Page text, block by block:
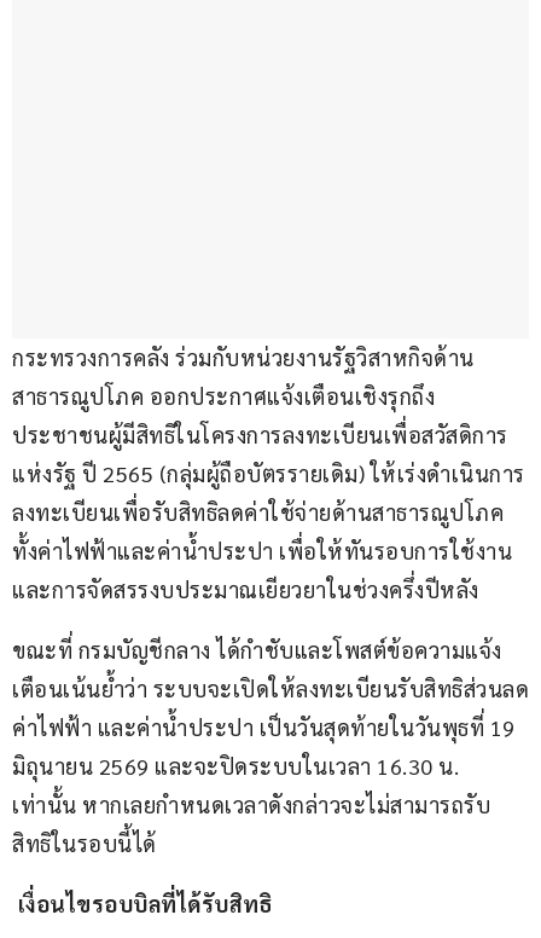
กระทรวงการคลัง ร่วมกับหน่วยงานรัฐวิสาหกิจด้าน
สาธารณูปโภค ออกประกาศแจ้งเตือนเชิงรุกถึง
ประชาชนผู้มีสิทธิในโครงการลงทะเบียนเพื่อสวัสดิการ
แห่งรัฐ ปี 2565 (กลุ่มผู้ถือบัตรรายเดิม) ให้เร่งดำเนินการ
ลงทะเบียนเพื่อรับสิทธิลดค่าใช้จ่ายด้านสาธารณูปโภค
ทั้งค่าไฟฟ้าและค่าน้ำประปา เพื่อให้ทันรอบการใช้งาน
และการจัดสรรงบประมาณเยียวยาในช่วงครึ่งปีหลัง
ขณะที่ กรมบัญชีกลาง ได้กำชับและโพสต์ข้อความแจ้ง
เตือนเน้นย้ำว่า ระบบจะเปิดให้ลงทะเบียนรับสิทธิส่วนลด
ค่าไฟฟ้า และค่าน้ำประปา เป็นวันสุดท้ายในวันพุธที่ 19
มิถุนายน 2569 และจะปิดระบบในเวลา 16.30 น.
เท่านั้น หากเลยกำหนดเวลาดังกล่าวจะไม่สามารถรับ
สิทธิในรอบนี้ได้
เงื่อนไขรอบบิลที่ได้รับสิทธิ